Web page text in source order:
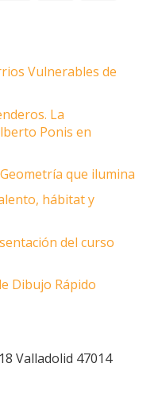
Vulnerables de
La
Ponis en
que ilumina
hábitat y
del curso
Dibujo Rápido
Valladolid 47014